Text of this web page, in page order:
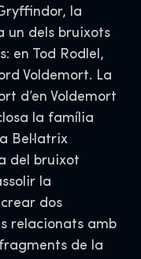
la
un dels bruixots
en Tod Rodlel,
Voldemort. La
d’en Voldemort
la família
Bel·latrix
del bruixot
la
dos
relacionats amb
de la